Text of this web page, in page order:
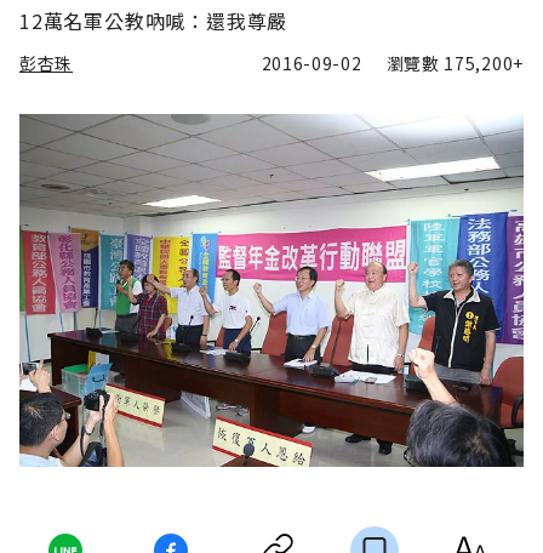
12萬名軍公教吶喊：還我尊嚴
彭杏珠 2016-09-02 瀏覽數 175,200+